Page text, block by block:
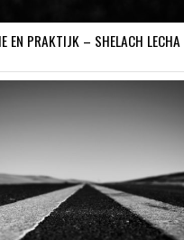
EN PRAKTIJK – SHELACH LECHA